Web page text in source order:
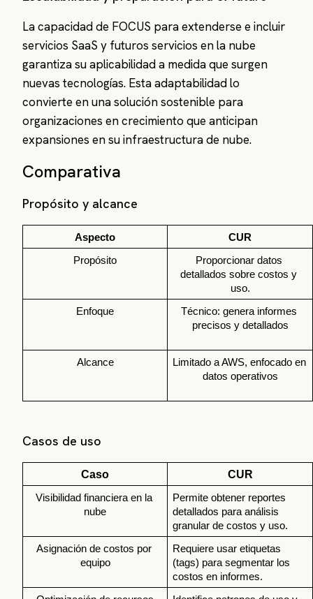
La capacidad de FOCUS para extenderse e incluir
servicios SaaS y futuros servicios en la nube
garantiza su aplicabilidad a medida que surgen
nuevas tecnologías. Esta adaptabilidad lo
convierte en una solución sostenible para
organizaciones en crecimiento que anticipan
expansiones en su infraestructura de nube.
Comparativa
Propósito y alcance
Aspecto CUR
Propósito
Proporcionar datos
detallados sobre costos y
uso.
Enfoque
Técnico: genera informes
precisos y detallados
Alcance
Limitado a AWS, enfocado en
datos operativos
Casos de uso
Caso CUR
Visibilidad financiera en la
nube
Permite obtener reportes
detallados para análisis
granular de costos y uso.
Asignación de costos por
equipo
Requiere usar etiquetas
(tags) para segmentar los
costos en informes.